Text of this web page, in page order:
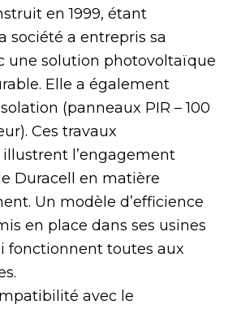
en 1999, étant
société a entrepris sa
une solution photovoltaïque
Elle a également
(panneaux PIR – 100
Ces travaux
l’engagement
Duracell en matière
Un modèle d’efficience
en place dans ses usines
fonctionnent toutes aux
avec le